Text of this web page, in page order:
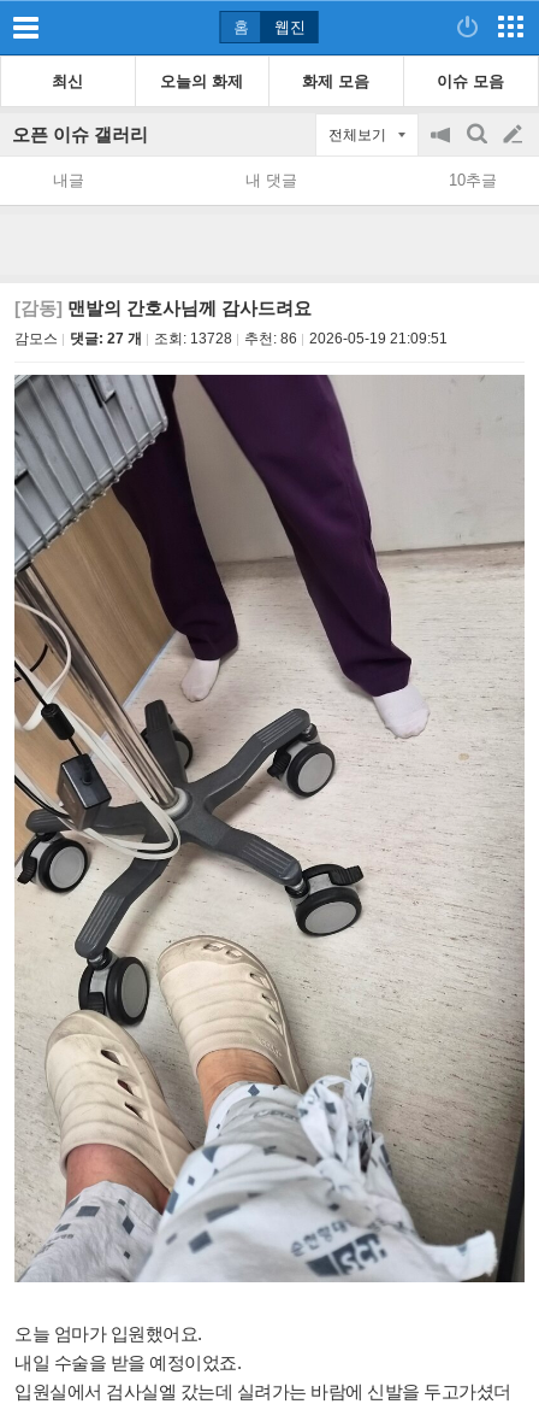
홈 웹진
최신 오늘의 화제 화제 모음 이슈 모음
오픈 이슈 갤러리 전체보기
공
지
on/off
검
색
글
쓰
내글 내 댓글 10추글
[감동] 맨발의 간호사님께 감사드려요
감모스 댓글: 27 개 조회: 13728 추천: 86 2026-05-19 21:09:51
오늘 엄마가 입원했어요.
내일 수술을 받을 예정이었죠.
입원실에서 검사실엘 갔는데 실려가는 바람에 신발을 두고가셨더